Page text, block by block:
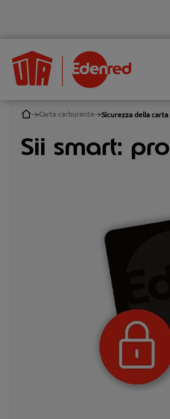
Carta carburante Sicurezza della carta
Sii smart: